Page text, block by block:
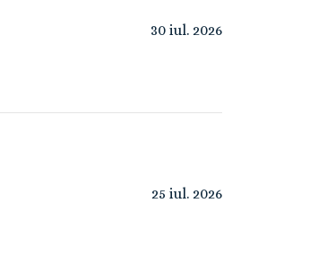
30 iul. 2026
25 iul. 2026